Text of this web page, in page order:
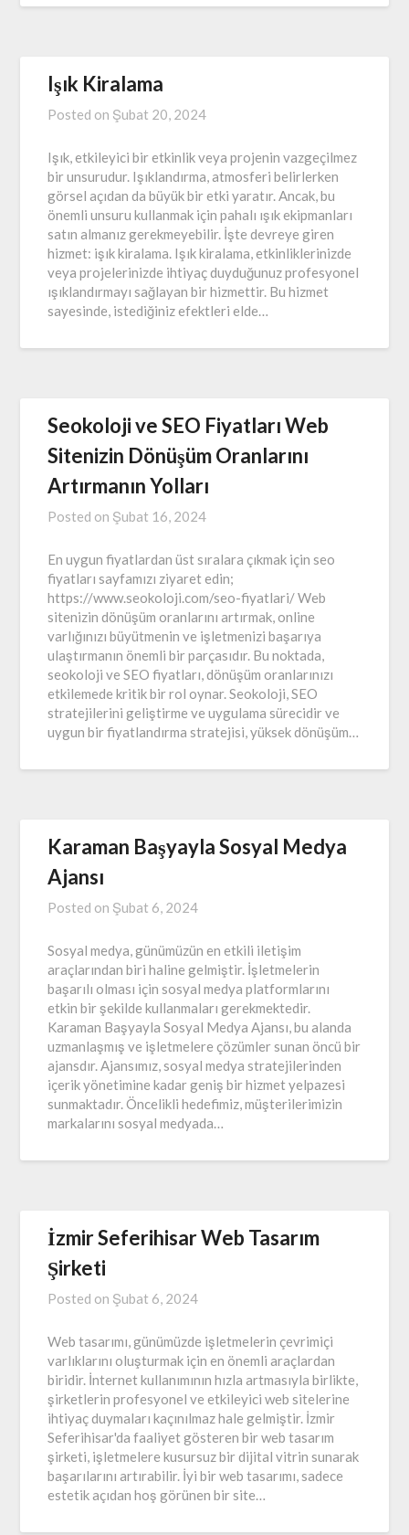
Işık Kiralama
Posted on Şubat 20, 2024
Işık, etkileyici bir etkinlik veya projenin vazgeçilmez
bir unsurudur. Işıklandırma, atmosferi belirlerken
görsel açıdan da büyük bir etki yaratır. Ancak, bu
önemli unsuru kullanmak için pahalı ışık ekipmanları
satın almanız gerekmeyebilir. İşte devreye giren
hizmet: işık kiralama. Işık kiralama, etkinliklerinizde
veya projelerinizde ihtiyaç duyduğunuz profesyonel
ışıklandırmayı sağlayan bir hizmettir. Bu hizmet
sayesinde, istediğiniz efektleri elde…
Seokoloji ve SEO Fiyatları Web
Sitenizin Dönüşüm Oranlarını
Artırmanın Yolları
Posted on Şubat 16, 2024
En uygun fiyatlardan üst sıralara çıkmak için seo
fiyatları sayfamızı ziyaret edin;
https://www.seokoloji.com/seo-fiyatlari/ Web
sitenizin dönüşüm oranlarını artırmak, online
varlığınızı büyütmenin ve işletmenizi başarıya
ulaştırmanın önemli bir parçasıdır. Bu noktada,
seokoloji ve SEO fiyatları, dönüşüm oranlarınızı
etkilemede kritik bir rol oynar. Seokoloji, SEO
stratejilerini geliştirme ve uygulama sürecidir ve
uygun bir fiyatlandırma stratejisi, yüksek dönüşüm…
Karaman Başyayla Sosyal Medya
Ajansı
Posted on Şubat 6, 2024
Sosyal medya, günümüzün en etkili iletişim
araçlarından biri haline gelmiştir. İşletmelerin
başarılı olması için sosyal medya platformlarını
etkin bir şekilde kullanmaları gerekmektedir.
Karaman Başyayla Sosyal Medya Ajansı, bu alanda
uzmanlaşmış ve işletmelere çözümler sunan öncü bir
ajansdır. Ajansımız, sosyal medya stratejilerinden
içerik yönetimine kadar geniş bir hizmet yelpazesi
sunmaktadır. Öncelikli hedefimiz, müşterilerimizin
markalarını sosyal medyada…
İzmir Seferihisar Web Tasarım
Şirketi
Posted on Şubat 6, 2024
Web tasarımı, günümüzde işletmelerin çevrimiçi
varlıklarını oluşturmak için en önemli araçlardan
biridir. İnternet kullanımının hızla artmasıyla birlikte,
şirketlerin profesyonel ve etkileyici web sitelerine
ihtiyaç duymaları kaçınılmaz hale gelmiştir. İzmir
Seferihisar'da faaliyet gösteren bir web tasarım
şirketi, işletmelere kusursuz bir dijital vitrin sunarak
başarılarını artırabilir. İyi bir web tasarımı, sadece
estetik açıdan hoş görünen bir site…